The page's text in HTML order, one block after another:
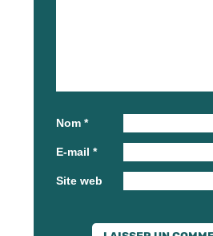
Nom *
E-mail *
Site web